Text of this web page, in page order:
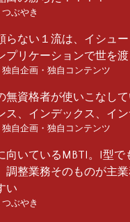
つぶやき
らない１流は、イシュ
プリケーションで世を渡
独自企画・独自コンテンツ
無資格者が使いこなし
ス、インデックス、イン
独自企画・独自コンテンツ
向いているMBTI。I型で
調整業務そのものが主
い
つぶやき